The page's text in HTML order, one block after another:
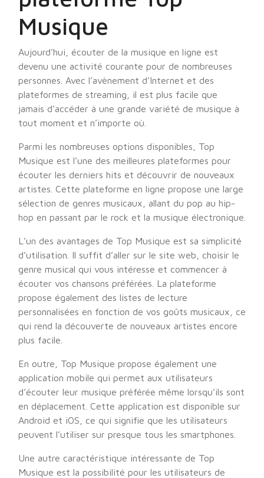
Musique
Aujourd’hui, écouter de la musique en ligne est
devenu une activité courante pour de nombreuses
personnes. Avec l’avènement d’Internet et des
plateformes de streaming, il est plus facile que
jamais d’accéder à une grande variété de musique à
tout moment et n’importe où.
Parmi les nombreuses options disponibles, Top
Musique est l’une des meilleures plateformes pour
écouter les derniers hits et découvrir de nouveaux
artistes. Cette plateforme en ligne propose une large
sélection de genres musicaux, allant du pop au hip-
hop en passant par le rock et la musique électronique.
L’un des avantages de Top Musique est sa simplicité
d’utilisation. Il suffit d’aller sur le site web, choisir le
genre musical qui vous intéresse et commencer à
écouter vos chansons préférées. La plateforme
propose également des listes de lecture
personnalisées en fonction de vos goûts musicaux, ce
qui rend la découverte de nouveaux artistes encore
plus facile.
En outre, Top Musique propose également une
application mobile qui permet aux utilisateurs
d’écouter leur musique préférée même lorsqu’ils sont
en déplacement. Cette application est disponible sur
Android et iOS, ce qui signifie que les utilisateurs
peuvent l’utiliser sur presque tous les smartphones.
Une autre caractéristique intéressante de Top
Musique est la possibilité pour les utilisateurs de